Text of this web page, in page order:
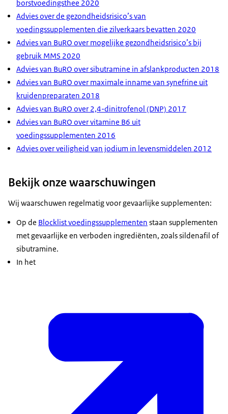
borstvoedingsthee 2020
Advies over de gezondheidsrisico’s van
voedingssupplementen die zilverkaars bevatten 2020
Advies van BuRO over mogelijke gezondheidsrisico’s bij
gebruik MMS 2020
Advies van BuRO over sibutramine in afslankproducten 2018
Advies van BuRO over maximale inname van synefrine uit
kruidenpreparaten 2018
Advies van BuRO over 2,4-dinitrofenol (DNP) 2017
Advies van BuRO over vitamine B6 uit
voedingssupplementen 2016
Advies over veiligheid van jodium in levensmiddelen 2012
Bekijk onze waarschuwingen
Wij waarschuwen regelmatig voor gevaarlijke supplementen:
Op de Blocklist voedingssupplementen staan supplementen
met gevaarlijke en verboden ingrediënten, zoals sildenafil of
sibutramine.
In het